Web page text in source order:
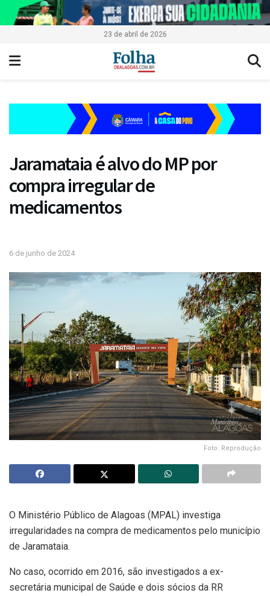
23 de abril de 2026
Jaramataia é alvo do MP por
compra irregular de
medicamentos
6 de junho de 2024
Foto: Reprodução
O Ministério Público de Alagoas (MPAL) investiga
irregularidades na compra de medicamentos pelo município
de Jaramataia.
No caso, ocorrido em 2016, são investigados a ex-
secretária municipal de Saúde e dois sócios da RR